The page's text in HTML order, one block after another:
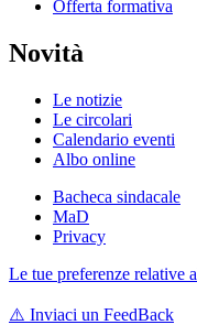
Offerta formativa
Novità
Le notizie
Le circolari
Calendario eventi
Albo online
Bacheca sindacale
MaD
Privacy
Le tue preferenze relative
⚠️ Inviaci un FeedBack